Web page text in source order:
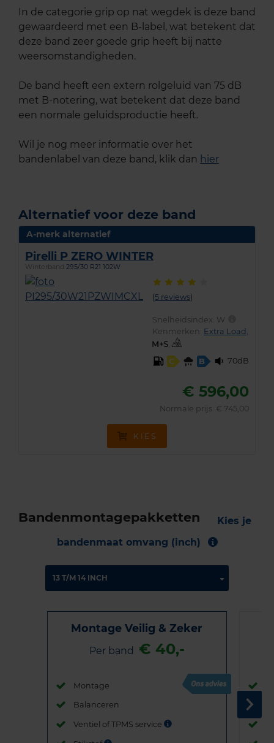
In de categorie grip op nat wegdek is deze band
gewaardeerd met een B-label, wat betekent dat
deze band zeer goede grip heeft bij natte
weersomstandigheden.
De band heeft een extern rolgeluid van 75 dB
met B-notering, wat betekent dat deze band
een normale geluidsproductie heeft.
Wil je nog meer informatie over het
bandenlabel van deze band, klik dan hier
Alternatief voor deze band
A-merk alternatief
Pirelli P ZERO WINTER
Winterband 295/30 R21 102W
(5 reviews)
Snelheidsindex: W
Kenmerken: Extra Load
,
C
B 70dB
€ 596,00
Normale prijs: € 745,00
KIES
Bandenmontagepakketten
Kies je
bandenmaat omvang (inch)
Montage Veilig & Zeker
Per band € 40,-
Montage
Balanceren
Ventiel of TPMS service